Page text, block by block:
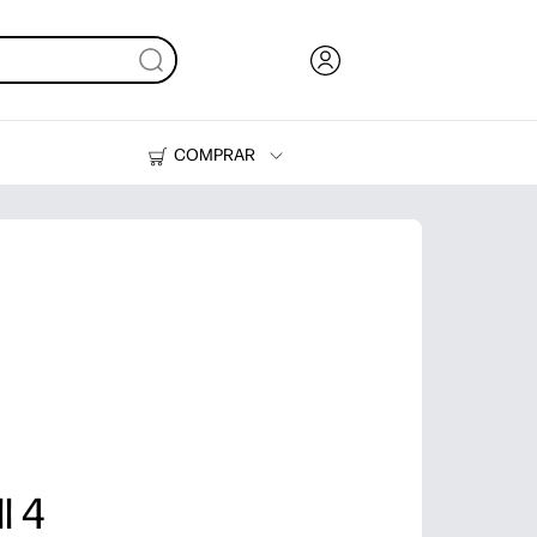
COMPRAR
Impresoras
4